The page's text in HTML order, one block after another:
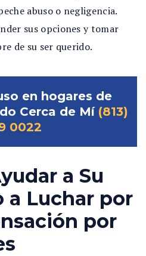
abuso o negligencia.
sus opciones y tomar
de su ser querido.
en hogares de
Cerca de Mí (813)
0022
a Su
a Luchar por
por